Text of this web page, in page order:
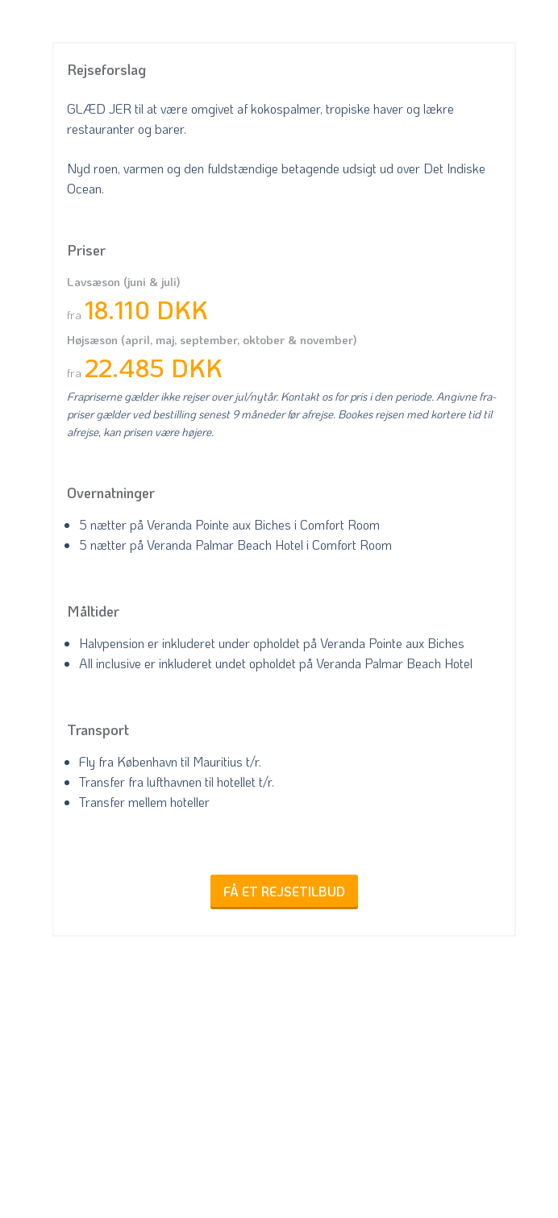
Rejseforslag
GLÆD JER til at være omgivet af kokospalmer, tropiske haver og lækre
restauranter og barer.
Nyd roen, varmen og den fuldstændige betagende udsigt ud over Det Indiske
Ocean.
Priser
Lavsæson (juni & juli)
fra 18.110 DKK
Højsæson (april, maj, september, oktober & november)
fra 22.485 DKK
Frapriserne gælder ikke rejser over jul/nytår. Kontakt os for pris i den periode. Angivne fra-
priser gælder ved bestilling senest 9 måneder før afrejse. Bookes rejsen med kortere tid til
afrejse, kan prisen være højere.
Overnatninger
5 nætter på Veranda Pointe aux Biches i Comfort Room
5 nætter på Veranda Palmar Beach Hotel i Comfort Room
Måltider
Halvpension er inkluderet under opholdet på Veranda Pointe aux Biches
All inclusive er inkluderet undet opholdet på Veranda Palmar Beach Hotel
Transport
Fly fra København til Mauritius t/r.
Transfer fra lufthavnen til hotellet t/r.
Transfer mellem hoteller
FÅ ET REJSETILBUD